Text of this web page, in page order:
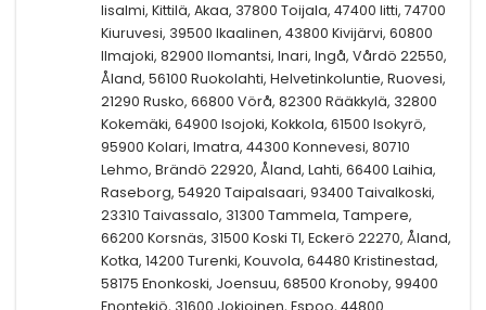
Iisalmi, Kittilä, Akaa, 37800 Toijala, 47400 Iitti, 74700
Kiuruvesi, 39500 Ikaalinen, 43800 Kivijärvi, 60800
Ilmajoki, 82900 Ilomantsi, Inari, Ingå, Vårdö 22550,
Åland, 56100 Ruokolahti, Helvetinkoluntie, Ruovesi,
21290 Rusko, 66800 Vörå, 82300 Rääkkylä, 32800
Kokemäki, 64900 Isojoki, Kokkola, 61500 Isokyrö,
95900 Kolari, Imatra, 44300 Konnevesi, 80710
Lehmo, Brändö 22920, Åland, Lahti, 66400 Laihia,
Raseborg, 54920 Taipalsaari, 93400 Taivalkoski,
23310 Taivassalo, 31300 Tammela, Tampere,
66200 Korsnäs, 31500 Koski Tl, Eckerö 22270, Åland,
Kotka, 14200 Turenki, Kouvola, 64480 Kristinestad,
58175 Enonkoski, Joensuu, 68500 Kronoby, 99400